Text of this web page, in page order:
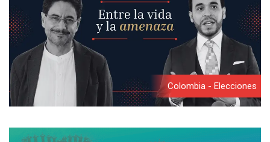
Colombia - Elecciones